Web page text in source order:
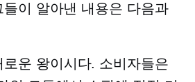
이 알아낸 내용은 다음과
로운 왕이시다. 소비자들은